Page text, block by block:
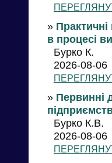
»
в процесі
Бурко К.
2026-08-06
» Первинні
Бурко К.В.
2026-08-06